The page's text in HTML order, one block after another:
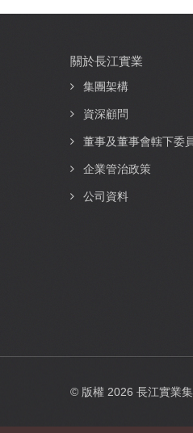
Main
navigation
關於長江實業
集團架構
資深顧問
董事及董事會轄下委
企業管治政策
公司資料
© 版權 2026 長江實業